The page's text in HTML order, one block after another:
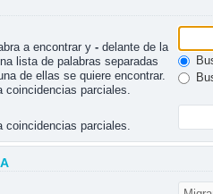
a encontrar y - delante de la
lista de palabras separadas
de ellas se quiere encontrar.
coincidencias parciales.
coincidencias parciales.